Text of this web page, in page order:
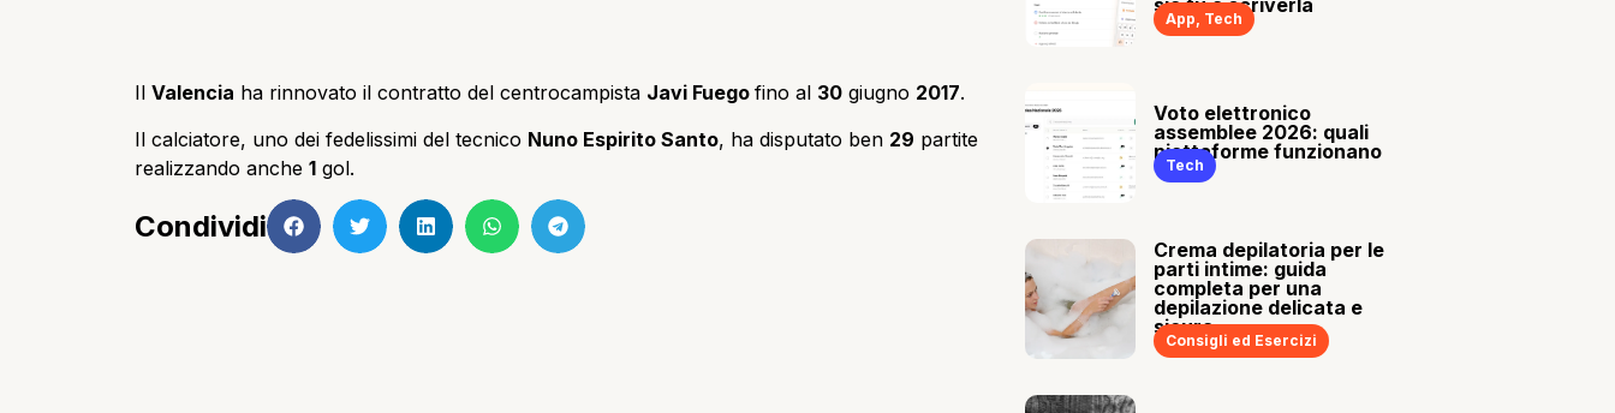
Il Valencia ha rinnovato il contratto del centrocampista Javi Fuego fino al 30 giugno 2017.
Il calciatore, uno dei fedelissimi del tecnico Nuno Espirito Santo, ha disputato ben 29 partite
realizzando anche 1 gol.
Condividi
sia tu a scriverla
App, Tech
Voto elettronico
assemblee 2026: quali
piattaforme funzionano
Tech
Crema depilatoria per le
parti intime: guida
completa per una
depilazione delicata e
sicura
Consigli ed Esercizi